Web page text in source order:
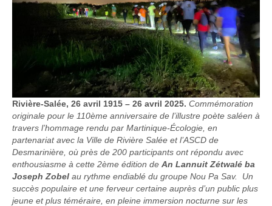
Rivière-Salée, 26 avril 1915 – 26 avril 2025. Commémoration
originale pour le 110ème anniversaire de l’illustre poète saléen à
travers l’hommage rendu par Martinique-Écologie, en
partenariat avec la Ville de Rivière Salée et l’ASCD de
Desmarinière, où près de 200 participants ont répondu avec
enthousiasme à cette 2ème édition de An Lannuit Zétwalé ba
Joseph Zobel au rythme endiablé du groupe Nou Pa Sav. Un
succès populaire et une ferveur certaine auprès d’un public plus
jeune et plus téméraire, en pleine immersion nocturne sur les